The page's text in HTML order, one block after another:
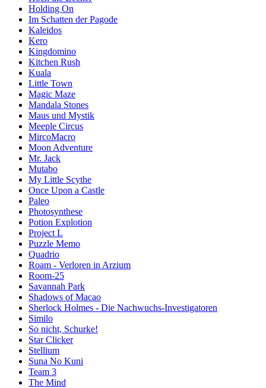
Holding On
Im Schatten der Pagode
Kaleidos
Kero
Kingdomino
Kitchen Rush
Kuala
Little Town
Magic Maze
Mandala Stones
Maus und Mystik
Meeple Circus
MircoMacro
Moon Adventure
Mr. Jack
Mutabo
My Little Scythe
Once Upon a Castle
Paleo
Photosynthese
Potion Explotion
Project L
Puzzle Memo
Quadrio
Roam - Verloren in Arzium
Room-25
Savannah Park
Shadows of Macao
Sherlock Holmes - Die Nachwuchs-Investigatoren
Similo
So nicht, Schurke!
Star Clicker
Stellium
Suna No Kuni
Team 3
The Mind